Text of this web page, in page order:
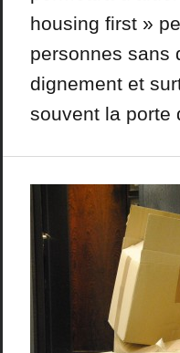
housing first »
personnes sans
dignement et
souvent la porte